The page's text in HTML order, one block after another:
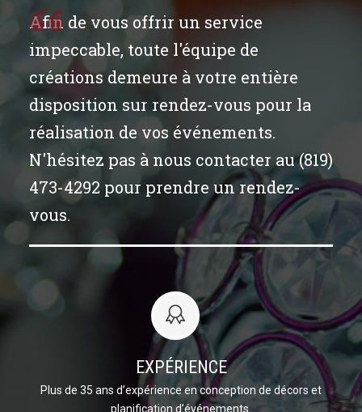
Afin de vous offrir un service
impeccable, toute l'équipe de
créations demeure à votre entière
disposition sur rendez-vous pour la
réalisation de vos événements.
N'hésitez pas à nous contacter au (819)
473-4292 pour prendre un rendez-
vous.
EXPÉRIENCE
Plus de 35 ans d’expérience en conception de décors et
planification d’événements.